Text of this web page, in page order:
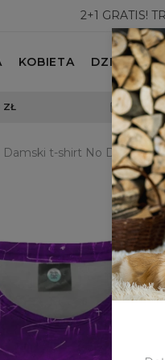
2+1 GRATIS!
KOBIETA DZIECKO
ZŁ 100-
Damski t-shirt No Drama